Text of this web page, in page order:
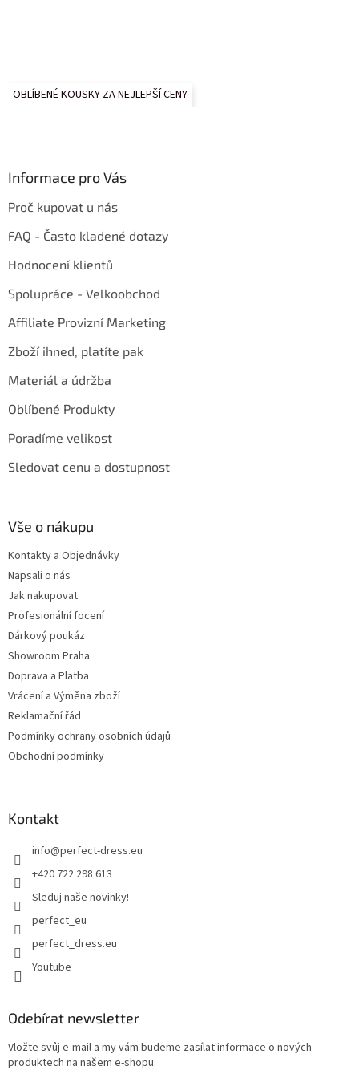
OBLÍBENÉ KOUSKY ZA NEJLEPŠÍ CENY
Informace pro Vás
Proč kupovat u nás
FAQ - Často kladené dotazy
Hodnocení klientů
Spolupráce - Velkoobchod
Affiliate Provizní Marketing
Zboží ihned, platíte pak
Materiál a údržba
Oblíbené Produkty
Poradíme velikost
Sledovat cenu a dostupnost
Vše o nákupu
Kontakty a Objednávky
Napsali o nás
Jak nakupovat
Profesionální focení
Dárkový poukáz
Showroom Praha
Doprava a Platba
Vrácení a Výměna zboží
Reklamační řád
Podmínky ochrany osobních údajů
Obchodní podmínky
Kontakt
info@perfect-dress.eu
+420 722 298 613
Sleduj naše novinky!
perfect_eu
perfect_dress.eu
Youtube
Odebírat newsletter
Vložte svůj e-mail a my vám budeme zasílat informace o nových
produktech na našem e-shopu.